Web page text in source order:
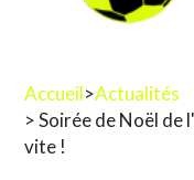
Accueil>Actualités
> Soirée de Noël de
vite !